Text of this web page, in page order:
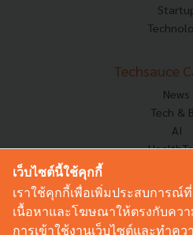
Techsauce
News
Tech &
AI
Corp
Saucy
Based
เว็บไซต์นี้ใช้คุกกี้
เราใช้คุกกี้เพื่อเพิ่มประสบการณ์
เนื้อหาและโฆษณาให้ตรงกับควา
การเข้าใช้งานเว็บไซต์และทำคว